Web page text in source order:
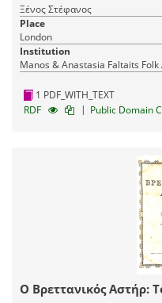
Ξένος Στέφανος
Place
London
Institution
Manos & Anastasia Faltaits
1 PDF_WITH_TEXT
RDF
| Public Domain
Ο Βρεττανικός Αστήρ: